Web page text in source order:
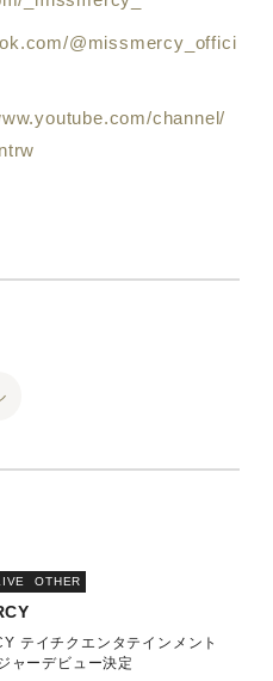
@missmercy_offici
channel/
OTHER
テイチクエンタテインメント
ャーデビュー決定